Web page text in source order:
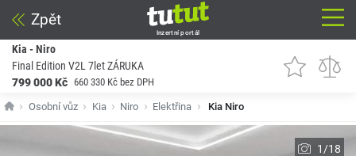
Zpět
Inzertní portál
Kia - Niro
Final Edition V2L 7let ZÁRUKA
799 000 Kč 660 330 Kč bez DPH
Osobní vůz Kia Niro Elektřina Kia Niro
1/18